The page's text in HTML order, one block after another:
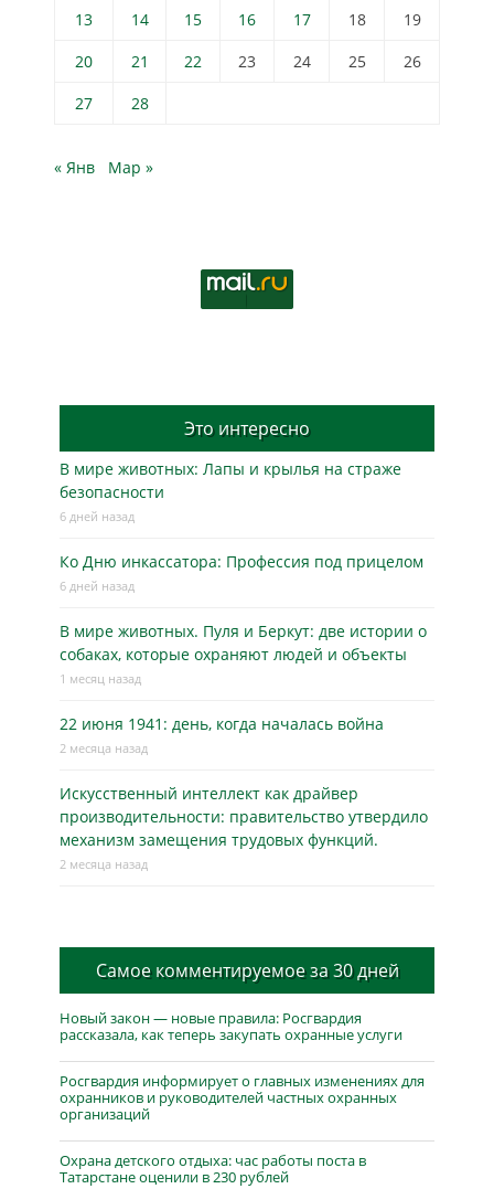
13
14 15 16 17 18
19
20
21 22 23 24 25
26
27
28
« Янв Мар »
Это интересно
В мире животных: Лапы и крылья на страже
безопасности
6 дней назад
Ко Дню инкассатора: Профессия под прицелом
6 дней назад
В мире животных. Пуля и Беркут: две истории о
собаках, которые охраняют людей и объекты
1 месяц назад
22 июня 1941: день, когда началась война
2 месяца назад
Искусственный интеллект как драйвер
производительности: правительство утвердило
механизм замещения трудовых функций.
2 месяца назад
Самое комментируемое за 30 дней
Новый закон — новые правила: Росгвардия
рассказала, как теперь закупать охранные услуги
Росгвардия информирует о главных изменениях для
охранников и руководителей частных охранных
организаций
Охрана детского отдыха: час работы поста в
Татарстане оценили в 230 рублей